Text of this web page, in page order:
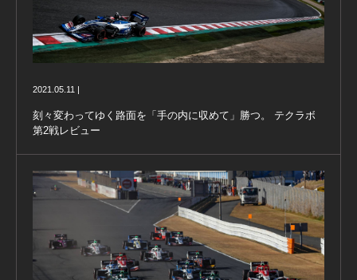
2021.05.11 |
刻々変わってゆく路面を「手の内に収めて」勝つ。 テクラボ
第2戦レビュー